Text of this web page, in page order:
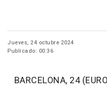
Jueves, 24 octubre 2024
Publicado: 00:36
BARCELONA, 24